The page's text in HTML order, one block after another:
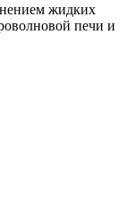
жидких
печи и